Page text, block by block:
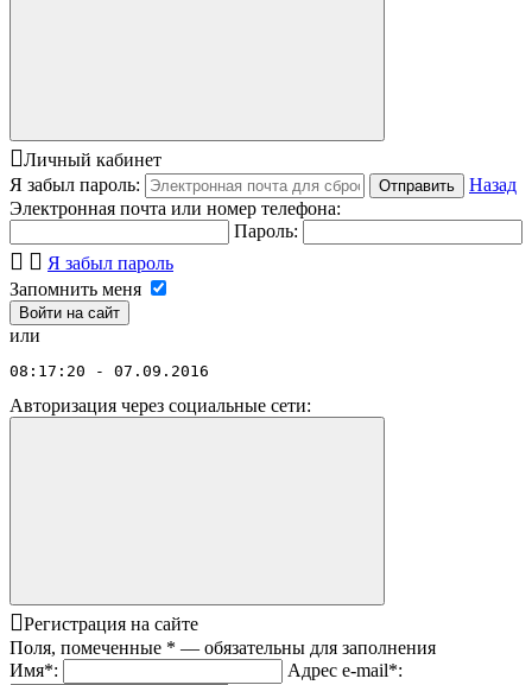
Личный кабинет
Я забыл пароль:
Отправить
Назад
Электронная почта или номер телефона:
Пароль:
Я забыл пароль
Запомнить меня
или
08:17:20 - 07.09.2016
Авторизация через социальные сети:
Регистрация на сайте
Поля, помеченные * — обязательны для заполнения
Имя*: Адрес e-mail*: